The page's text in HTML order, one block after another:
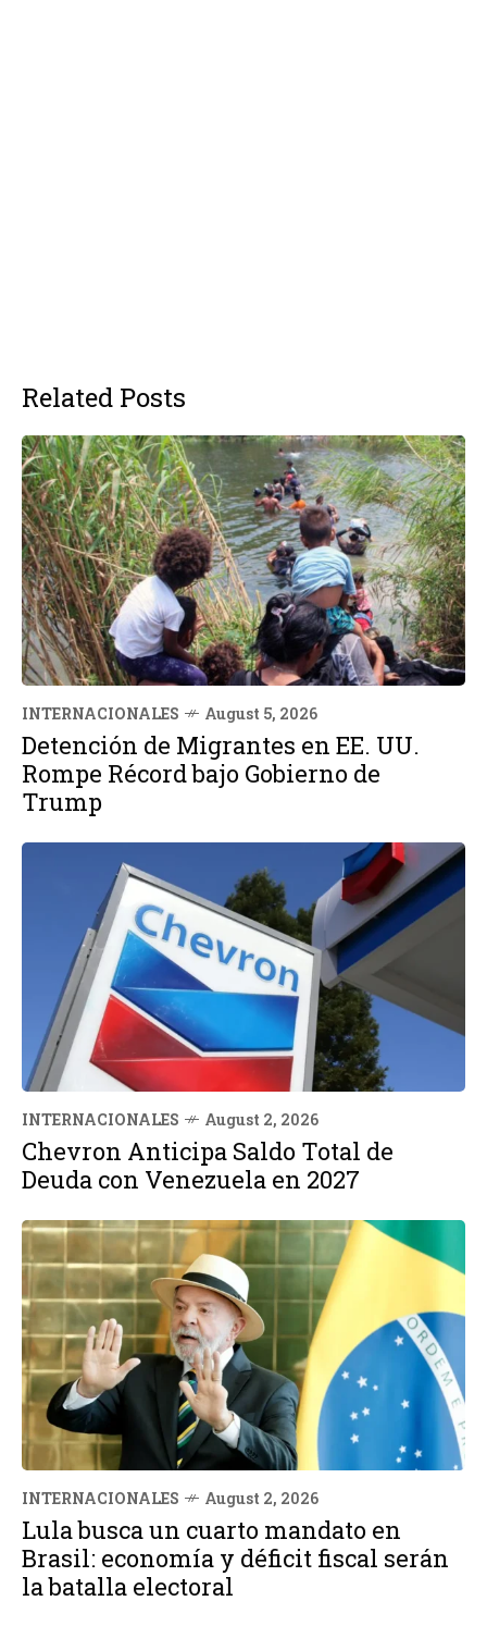
Related Posts
INTERNACIONALES August 5, 2026
Detención de Migrantes en EE. UU.
Rompe Récord bajo Gobierno de
Trump
INTERNACIONALES August 2, 2026
Chevron Anticipa Saldo Total de
Deuda con Venezuela en 2027
INTERNACIONALES August 2, 2026
Lula busca un cuarto mandato en
Brasil: economía y déficit fiscal serán
la batalla electoral